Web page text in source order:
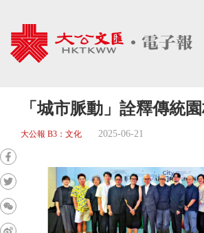
「城市脈動」詮釋傳統
大公報 B3：文化 2025-06-21